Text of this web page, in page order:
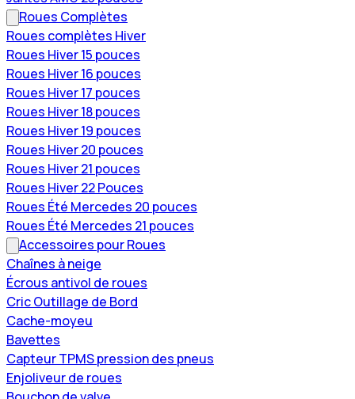
Roues Complètes
Roues complètes Hiver
Roues Hiver 15 pouces
Roues Hiver 16 pouces
Roues Hiver 17 pouces
Roues Hiver 18 pouces
Roues Hiver 19 pouces
Roues Hiver 20 pouces
Roues Hiver 21 pouces
Roues Hiver 22 Pouces
Roues Été Mercedes 20 pouces
Roues Été Mercedes 21 pouces
Accessoires pour Roues
Chaînes à neige
Écrous antivol de roues
Cric Outillage de Bord
Cache-moyeu
Bavettes
Capteur TPMS pression des pneus
Enjoliveur de roues